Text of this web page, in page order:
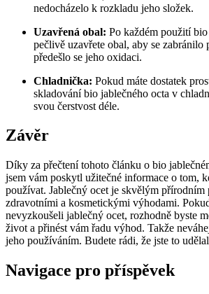
nedocházelo k⁢ rozkladu ‍jeho ​složek.
Uzavřená obal: Po každém použití
pečlivě uzavřete obal, aby se zabránilo
předešlo se⁢ jeho ‍oxidaci.
Chladnička: Pokud máte dostatek
skladování bio jablečného octa v
svou čerstvost déle.
Závěr
Díky za‌ přečtení tohoto článku o bio
jsem vám poskytl užitečné informace o tom,
používat. Jablečný ⁣ocet ⁤je skvělým přírodním
zdravotními a kosmetickými výhodami.
nevyzkoušeli jablečný​ ocet, rozhodně byste
život​ a přinést vám řadu výhod. Takže
jeho používáním. Budete rádi, že jste to
Navigace pro příspěvek